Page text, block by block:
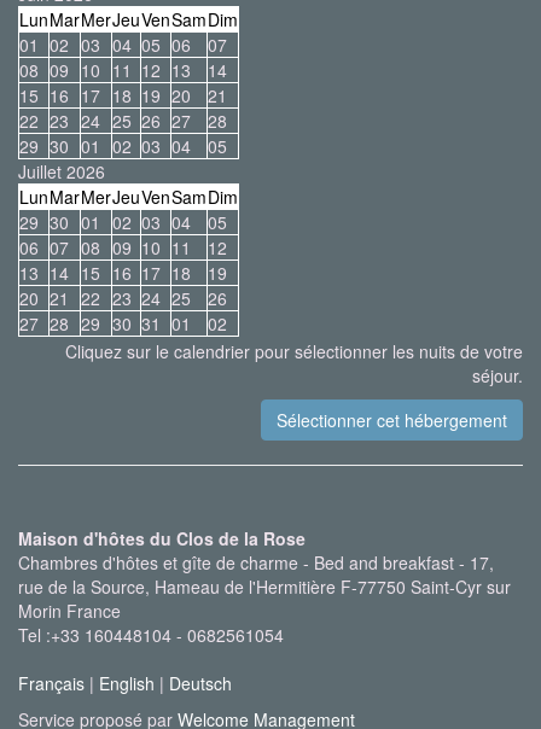
LunMarMerJeuVenSamDim
01 02 03 04 05 06
07
08 09 10 11 12 13
14
15 16 17 18 19 20
21
22 23 24 25 26 27
28
29 30 01 02 03 04
05
Juillet 2026
LunMarMerJeuVenSamDim
29 30 01 02 03 04
05
06 07 08 09 10 11
12
13 14 15 16 17 18
19
20 21 22 23 24 25
26
27 28 29 30 31 01
02
Cliquez sur le calendrier pour sélectionner les nuits de votre
séjour.
Maison d'hôtes du Clos de la Rose
Chambres d'hôtes et gîte de charme - Bed and breakfast - 17,
rue de la Source, Hameau de l'Hermitière F-77750 Saint-Cyr sur
Morin France
Tel :+33 160448104 - 0682561054
Français | English | Deutsch
Service proposé par Welcome Management